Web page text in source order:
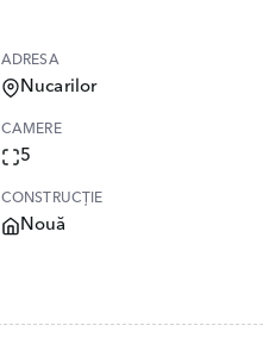
ADRESA
Nucarilor
CAMERE
5
CONSTRUCȚIE
Nouă